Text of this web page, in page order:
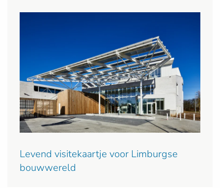
Levend visitekaartje voor Limburgse
bouwwereld